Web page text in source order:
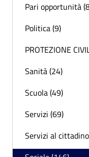
Pari opportunità
Politica (9)
PROTEZIONE
Sanità (24)
Scuola (49)
Servizi (69)
Servizi al